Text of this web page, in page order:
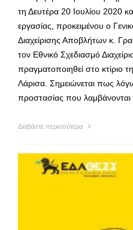
τη Δευτέρα 20 Ιουλίου 2020
εργασίας, προκειμένου ο
Διαχείρισης Αποβλήτων κ.
τον Εθνικό Σχεδιασμό
πραγματοποιηθεί στο κτίριο
Λάρισα. Σημειώνεται πως
προστασίας που λαμβάνονται
Διαβάστε περισσότερα